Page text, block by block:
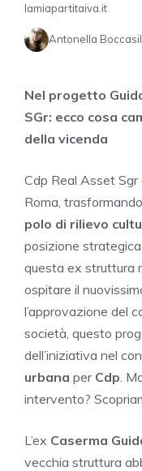
lamiapartitaiva.it
Antonella
Nel progetto
SGr: ecco cosa
della vicenda
Cdp Real Asset
Roma, trasformando
polo di rilievo
posizione
questa ex struttura
ospitare il
l’approvazione del
società, questo
dell’iniziativa nel
urbana per Cdp .
intervento?
L’ex Caserma
vecchia struttura